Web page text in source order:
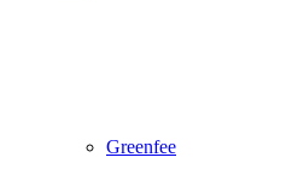
Greenfee